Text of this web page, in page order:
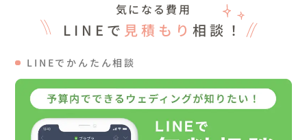
気になる費用
LINEで 見積もり 相談！
LINEでかんたん相談